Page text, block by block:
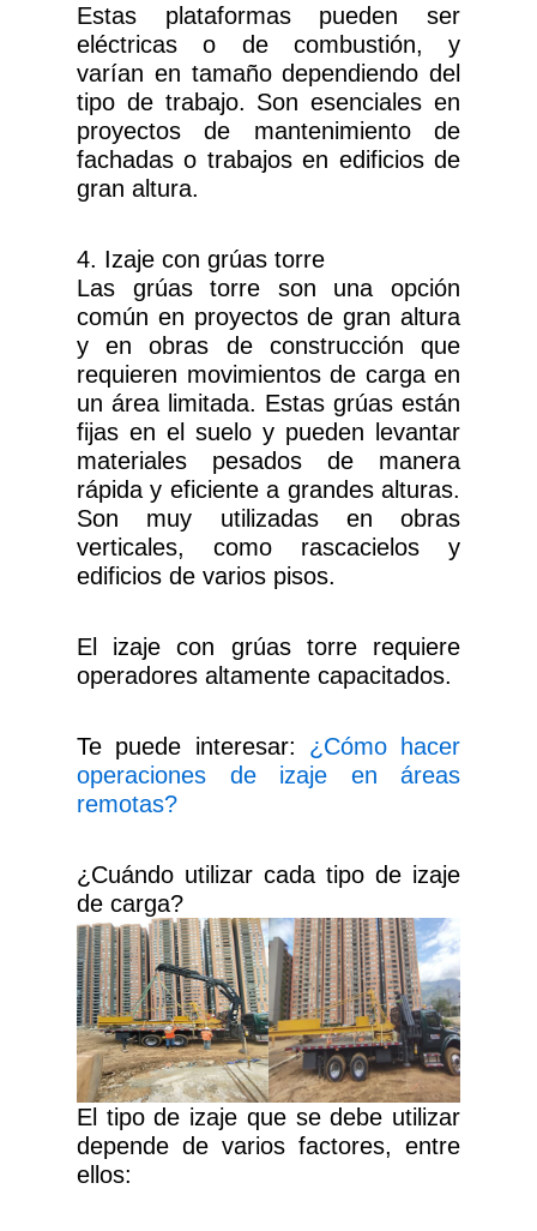
Estas plataformas pueden ser
eléctricas o de combustión, y
varían en tamaño dependiendo del
tipo de trabajo. Son esenciales en
proyectos de mantenimiento de
fachadas o trabajos en edificios de
gran altura.
4. Izaje con grúas torre
Las grúas torre son una opción
común en proyectos de gran altura
y en obras de construcción que
requieren movimientos de carga en
un área limitada. Estas grúas están
fijas en el suelo y pueden levantar
materiales pesados de manera
rápida y eficiente a grandes alturas.
Son muy utilizadas en obras
verticales, como rascacielos y
edificios de varios pisos.
El izaje con grúas torre requiere
operadores altamente capacitados.
Te puede interesar: ¿Cómo hacer
operaciones de izaje en áreas
remotas?
¿Cuándo utilizar cada tipo de izaje
de carga?
El tipo de izaje que se debe utilizar
depende de varios factores, entre
ellos: